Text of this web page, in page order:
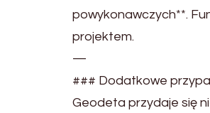
powykonawczych**.
projektem.
—
### Dodatkowe
Geodeta przydaje się